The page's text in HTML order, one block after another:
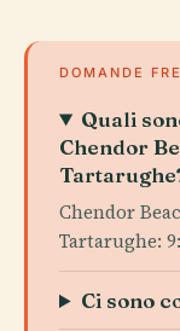
DOMANDE
Quali
Chendor
Chendor
Tartarughe:
Ci sono